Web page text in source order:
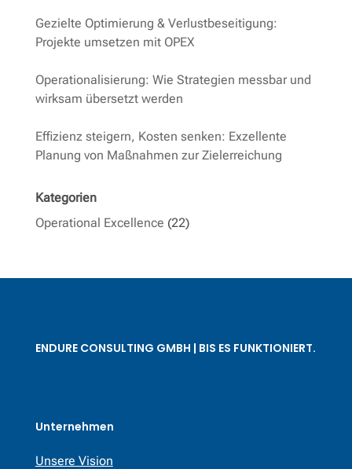
Gezielte Optimierung & Verlustbeseitigung:
Projekte umsetzen mit OPEX
Operationalisierung: Wie Strategien messbar und
wirksam übersetzt werden
Effizienz steigern, Kosten senken: Exzellente
Planung von Maßnahmen zur Zielerreichung
Kategorien
Operational Excellence (22)
ENDURE CONSULTING GMBH | BIS ES FUNKTIONIERT.
Unternehmen
Unsere Vision